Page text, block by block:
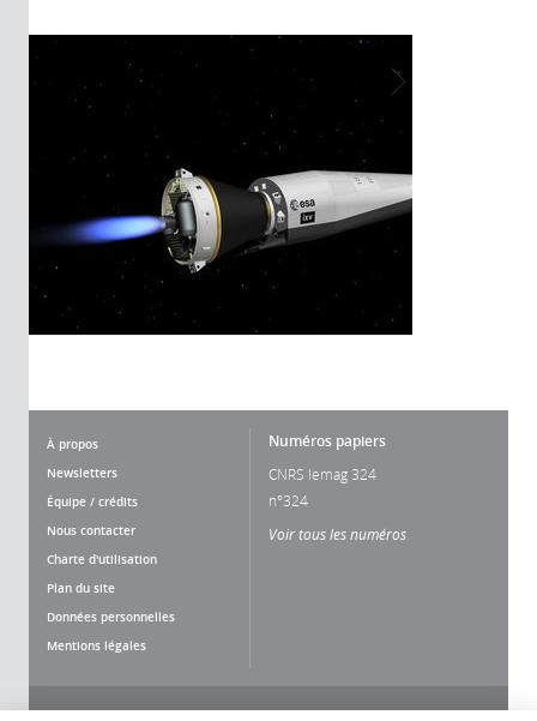
À propos
Newsletters
Équipe / crédits
Nous contacter
Charte d'utilisation
Plan du site
Données personnelles
Mentions légales
Numéros papiers
CNRS lemag 324
n°324
Voir tous les numéros